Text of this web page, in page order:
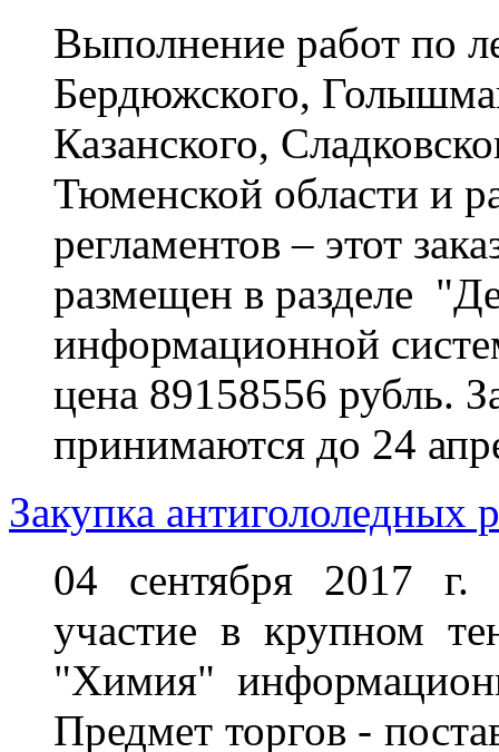
Выполнение работ по
Бердюжского,
Казанского,
Тюменской области и
регламентов – этот
размещен в разделе
информационной
цена 89158556 рубль.
принимаются до 24
Закупка антигололедных
04 сентября 2017 г.
участие в крупном
"Химия"
Предмет торгов -